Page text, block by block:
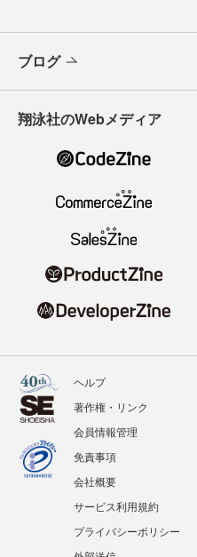
ブログ
翔泳社のWebメディア
ヘルプ
著作権・リンク
会員情報管理
免責事項
会社概要
サービス利用規約
プライバシーポリシー